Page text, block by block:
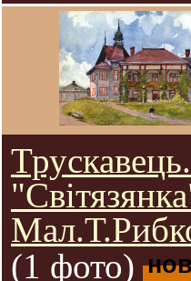
(1 фото)